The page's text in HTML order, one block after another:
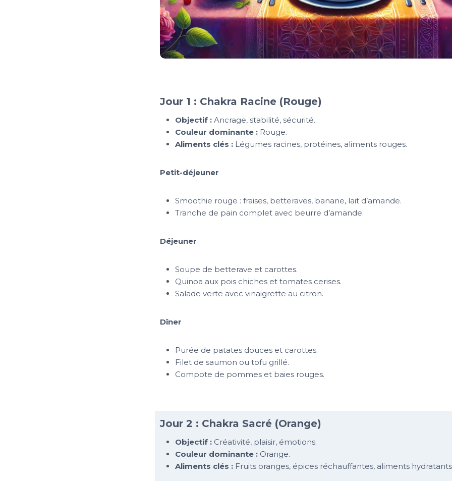
Jour 1 : Chakra Racine (Rouge)
Objectif : Ancrage, stabilité, sécurité.
Couleur dominante : Rouge.
Aliments clés : Légumes racines, protéines, aliments rouges.
Petit-déjeuner
Smoothie rouge : fraises, betteraves, banane, lait d’amande.
Tranche de pain complet avec beurre d’amande.
Déjeuner
Soupe de betterave et carottes.
Quinoa aux pois chiches et tomates cerises.
Salade verte avec vinaigrette au citron.
Dîner
Purée de patates douces et carottes.
Filet de saumon ou tofu grillé.
Compote de pommes et baies rouges.
Jour 2 : Chakra Sacré (Orange)
Objectif : Créativité, plaisir, émotions.
Couleur dominante : Orange.
Aliments clés : Fruits oranges, épices réchauffantes, aliments